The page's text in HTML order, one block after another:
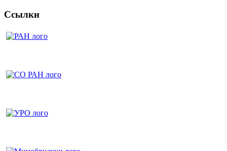
Ссылки